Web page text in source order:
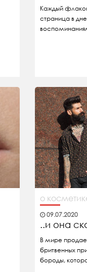
Каждый
страница в
о
09.07.2020
..и она
В мире
бритвенных
бороды,